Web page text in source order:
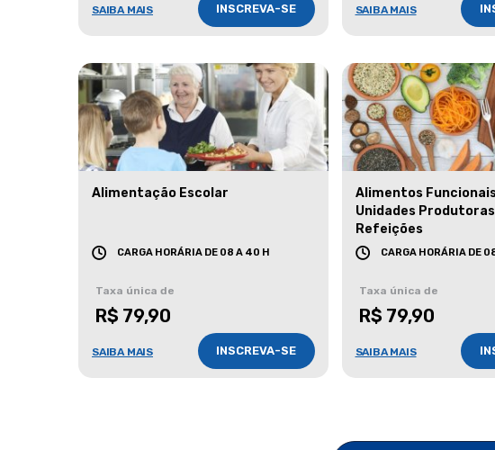
SAIBA MAIS INSCREVA-SE SAIBA MAIS
Alimentação Escolar
CARGA HORÁRIA DE 08 A 40 H
Taxa única de
R$ 79,90
SAIBA MAIS INSCREVA-SE
Alimentos
Unidades
Refeições
CARGA HORÁRIA DE
Taxa única de
R$ 79,90
SAIBA MAIS